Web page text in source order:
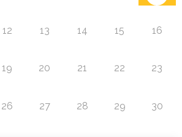
12 13 14 15 16
19 20 21 22 23
26 27 28 29 30